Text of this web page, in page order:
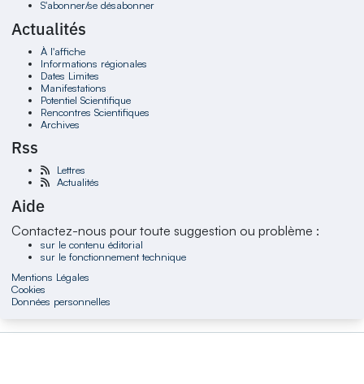
S'abonner/se désabonner
Actualités
À l'affiche
Informations régionales
Dates Limites
Manifestations
Potentiel Scientifique
Rencontres Scientifiques
Archives
Rss
Lettres
Actualités
Aide
Contactez-nous pour toute suggestion ou problème :
sur le contenu éditorial
sur le fonctionnement technique
Mentions Légales
Cookies
Données personnelles